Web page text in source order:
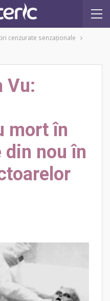
cenzurate senzaţionale
Vu:
mort în
din nou în